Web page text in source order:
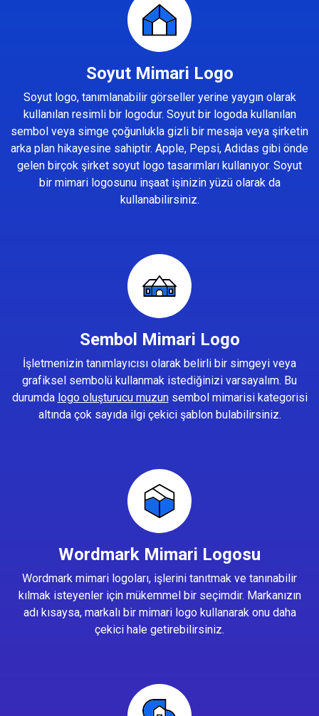
Soyut Mimari Logo
Soyut logo, tanımlanabilir görseller yerine yaygın olarak
kullanılan resimli bir logodur. Soyut bir logoda kullanılan
sembol veya simge çoğunlukla gizli bir mesaja veya şirketin
arka plan hikayesine sahiptir. Apple, Pepsi, Adidas gibi önde
gelen birçok şirket soyut logo tasarımları kullanıyor. Soyut
bir mimari logosunu inşaat işinizin yüzü olarak da
kullanabilirsiniz.
Sembol Mimari Logo
İşletmenizin tanımlayıcısı olarak belirli bir simgeyi veya
grafiksel sembolü kullanmak istediğinizi varsayalım. Bu
durumda logo oluşturucu muzunsembol mimarisi kategorisi
altında çok sayıda ilgi çekici şablon bulabilirsiniz.
Wordmark Mimari Logosu
Wordmark mimari logoları, işlerini tanıtmak ve tanınabilir
kılmak isteyenler için mükemmel bir seçimdir. Markanızın
adı kısaysa, markalı bir mimari logo kullanarak onu daha
çekici hale getirebilirsiniz.